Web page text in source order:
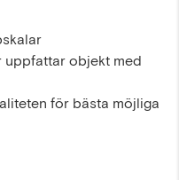
uppfattar objekt med
för bästa möjliga